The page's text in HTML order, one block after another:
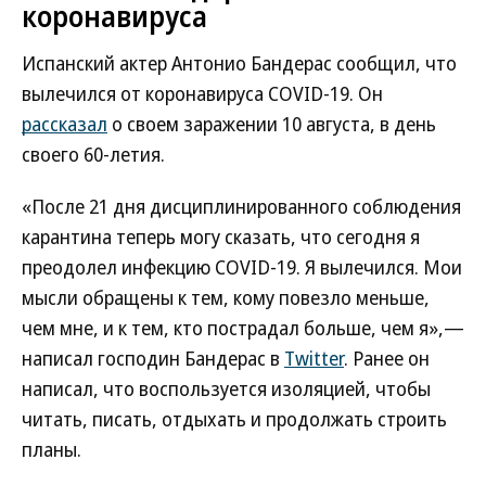
коронавируса
Испанский актер Антонио Бандерас сообщил, что
вылечился от коронавируса COVID-19. Он
рассказал о своем заражении 10 августа, в день
своего 60-летия.
«После 21 дня дисциплинированного соблюдения
карантина теперь могу сказать, что сегодня я
преодолел инфекцию COVID-19. Я вылечился. Мои
мысли обращены к тем, кому повезло меньше,
чем мне, и к тем, кто пострадал больше, чем я»,—
написал господин Бандерас в Twitter. Ранее он
написал, что воспользуется изоляцией, чтобы
читать, писать, отдыхать и продолжать строить
планы.